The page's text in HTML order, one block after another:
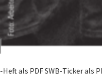
Heft als PDF SWB-Ticker als